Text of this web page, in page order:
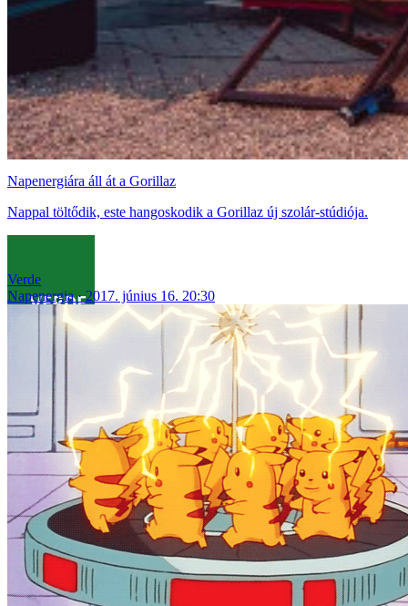
Napenergiára áll át a Gorillaz
Nappal töltődik, este hangoskodik a Gorillaz új szolár-stúdiója.
Verde
Napenergia
2017. június 16. 20:30